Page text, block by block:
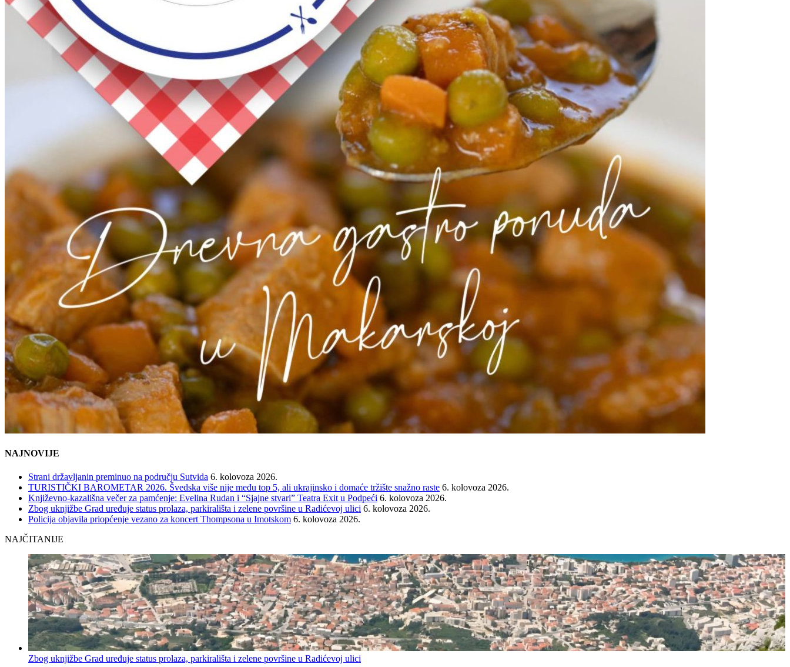
NAJNOVIJE
Strani državljanin preminuo na području Sutvida 6. kolovoza 2026.
TURISTIČKI BAROMETAR 2026. Švedska više nije među top 5, ali ukrajinsko i domaće tržište snažno raste 6. kolovoza 2026.
Književno-kazališna večer za pamćenje: Evelina Rudan i “Sjajne stvari” Teatra Exit u Podpeći 6. kolovoza 2026.
Zbog uknjižbe Grad uređuje status prolaza, parkirališta i zelene površine u Radićevoj ulici 6. kolovoza 2026.
Policija objavila priopćenje vezano za koncert Thompsona u Imotskom 6. kolovoza 2026.
NAJČITANIJE
Zbog uknjižbe Grad uređuje status prolaza, parkirališta i zelene površine u Radićevoj ulici